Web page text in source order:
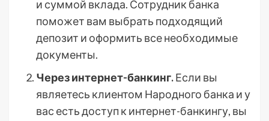
и суммой вклада. Сотрудник банка
поможет вам выбрать подходящий
депозит и оформить все необходимые
документы.
Через интернет-банкинг.Если вы
являетесь клиентом Народного банка и у
вас есть доступ к интернет-банкингу, вы